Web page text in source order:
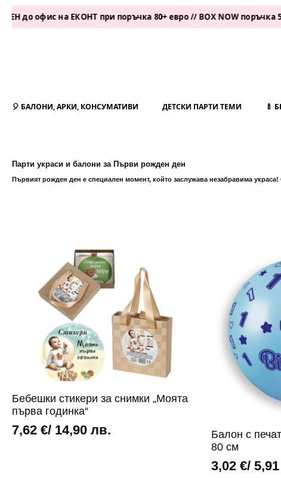
на ЕКОНТ при поръчка 80+ евро // BOX NOW поръчка 50+ евро
🎈 БАЛОНИ, АРКИ, КОНСУМАТИВИ ДЕТСКИ ПАРТИ ТЕМИ 🍼
Парти украси и балони за Първи рожден ден
Първият рожден ден е специален момент, който заслужава незабравима
Бебешки стикери за снимки „Моята
първа годинка“
7,62 €/ 14,90 лв.
Балон с
80 см
3,02€/